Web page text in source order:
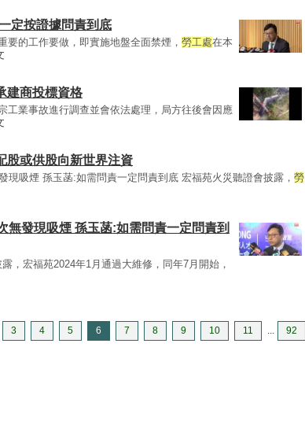
定按證據問責到底
要的工作要做，即實施地盤全面禁煙， 勞工處在本
建商投標資格
工業事故進行調查並會依法處理，局方往後會因應
股或供股向新世界注資
現吸煙 孫玉菡:如需問責一定問責到底 宏福苑火災聽證會披露， 勞
無發現吸煙 孫玉菡:如需問責一定問責到
，宏福苑2024年1月通過大維修，同年7月開始，
3 4 5 6 7 8 9 10 11 ... 92